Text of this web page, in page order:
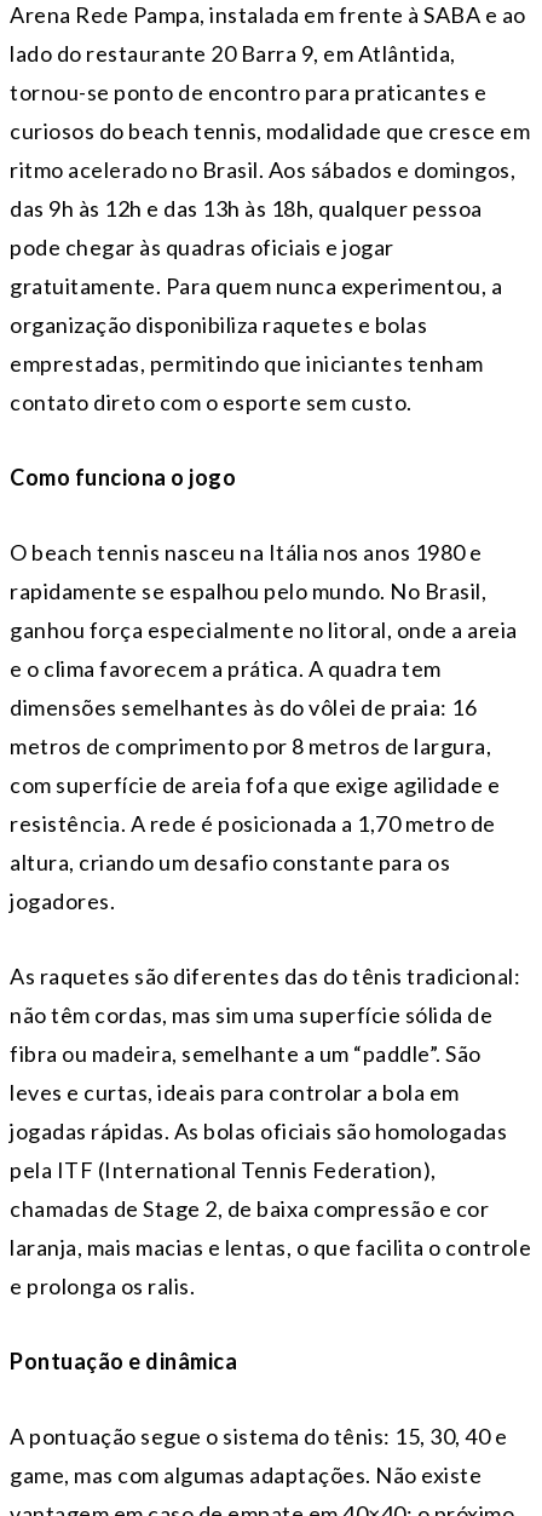
Arena Rede Pampa, instalada em frente à SABA e ao
lado do restaurante 20 Barra 9, em Atlântida,
tornou-se ponto de encontro para praticantes e
curiosos do beach tennis, modalidade que cresce em
ritmo acelerado no Brasil. Aos sábados e domingos,
das 9h às 12h e das 13h às 18h, qualquer pessoa
pode chegar às quadras oficiais e jogar
gratuitamente. Para quem nunca experimentou, a
organização disponibiliza raquetes e bolas
emprestadas, permitindo que iniciantes tenham
contato direto com o esporte sem custo.
Como funciona o jogo
O beach tennis nasceu na Itália nos anos 1980 e
rapidamente se espalhou pelo mundo. No Brasil,
ganhou força especialmente no litoral, onde a areia
e o clima favorecem a prática. A quadra tem
dimensões semelhantes às do vôlei de praia: 16
metros de comprimento por 8 metros de largura,
com superfície de areia fofa que exige agilidade e
resistência. A rede é posicionada a 1,70 metro de
altura, criando um desafio constante para os
jogadores.
As raquetes são diferentes das do tênis tradicional:
não têm cordas, mas sim uma superfície sólida de
fibra ou madeira, semelhante a um “paddle”. São
leves e curtas, ideais para controlar a bola em
jogadas rápidas. As bolas oficiais são homologadas
pela ITF (International Tennis Federation),
chamadas de Stage 2, de baixa compressão e cor
laranja, mais macias e lentas, o que facilita o controle
e prolonga os ralis.
Pontuação e dinâmica
A pontuação segue o sistema do tênis: 15, 30, 40 e
game, mas com algumas adaptações. Não existe